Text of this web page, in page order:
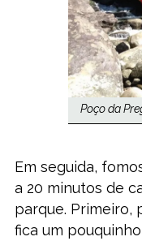
Poço da
Em seguida,
a 20 minutos de
parque. Primeiro,
fica um